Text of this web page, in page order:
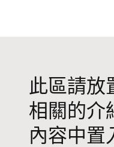
此區請放
相關的介
內容中置